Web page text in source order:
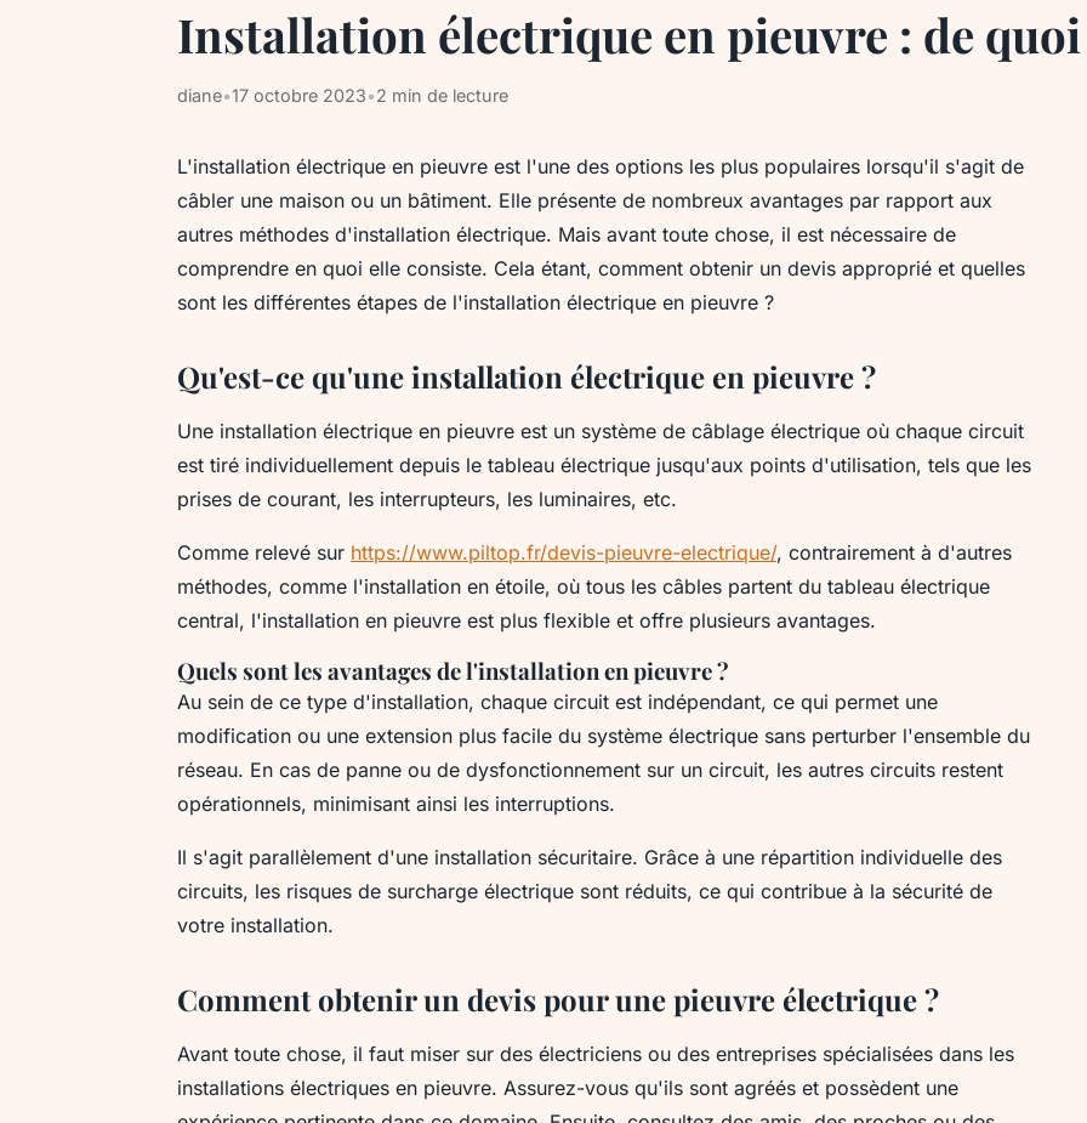
Installation électrique en pieuvre : de
diane•17 octobre 2023•2 min de lecture
L'installation électrique en pieuvre est l'une des options les plus populaires lorsqu'il s'agit de
câbler une maison ou un bâtiment. Elle présente de nombreux avantages par rapport aux
autres méthodes d'installation électrique. Mais avant toute chose, il est nécessaire de
comprendre en quoi elle consiste. Cela étant, comment obtenir un devis approprié et quelles
sont les différentes étapes de l'installation électrique en pieuvre ?
Qu'est-ce qu'une installation électrique en pieuvre ?
Une installation électrique en pieuvre est un système de câblage électrique où chaque circuit
est tiré individuellement depuis le tableau électrique jusqu'aux points d'utilisation, tels que les
prises de courant, les interrupteurs, les luminaires, etc.
Comme relevé sur https://www.piltop.fr/devis-pieuvre-electrique/, contrairement à d'autres
méthodes, comme l'installation en étoile, où tous les câbles partent du tableau électrique
central, l'installation en pieuvre est plus flexible et offre plusieurs avantages.
Quels sont les avantages de l'installation en pieuvre ?
Au sein de ce type d'installation, chaque circuit est indépendant, ce qui permet une
modification ou une extension plus facile du système électrique sans perturber l'ensemble du
réseau. En cas de panne ou de dysfonctionnement sur un circuit, les autres circuits restent
opérationnels, minimisant ainsi les interruptions.
Il s'agit parallèlement d'une installation sécuritaire. Grâce à une répartition individuelle des
circuits, les risques de surcharge électrique sont réduits, ce qui contribue à la sécurité de
votre installation.
Comment obtenir un devis pour une pieuvre électrique ?
Avant toute chose, il faut miser sur des électriciens ou des entreprises spécialisées dans les
installations électriques en pieuvre. Assurez-vous qu'ils sont agréés et possèdent une